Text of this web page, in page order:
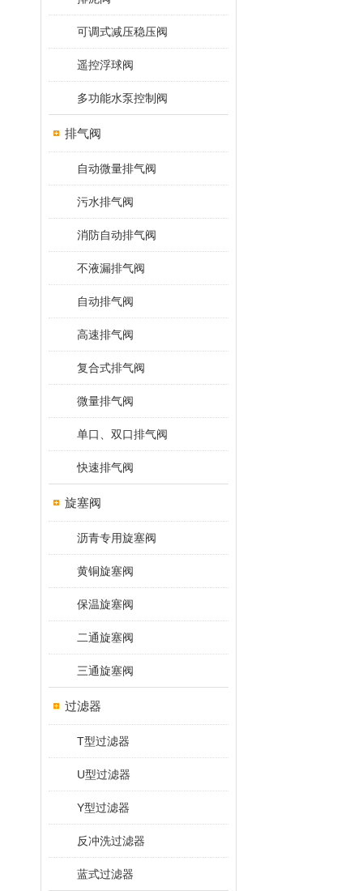
可调式减压稳压阀
遥控浮球阀
多功能水泵控制阀
排气阀
自动微量排气阀
污水排气阀
消防自动排气阀
不液漏排气阀
自动排气阀
高速排气阀
复合式排气阀
微量排气阀
单口、双口排气阀
快速排气阀
旋塞阀
沥青专用旋塞阀
黄铜旋塞阀
保温旋塞阀
二通旋塞阀
三通旋塞阀
过滤器
T型过滤器
U型过滤器
Y型过滤器
反冲洗过滤器
蓝式过滤器